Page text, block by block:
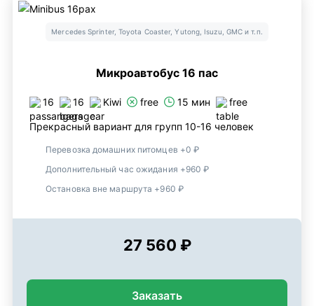
Mercedes Sprinter, Toyota Coaster, Yutong, Isuzu, GMC и т.п.
Микроавтобус 16 пас
16 16 Kiwi free 15 мин free
Прекрасный вариант для групп 10-16 человек
Перевозка домашних питомцев +0 ₽
Дополнительный час ожидания +960 ₽
Остановка вне маршрута +960 ₽
27 560 ₽
Заказать